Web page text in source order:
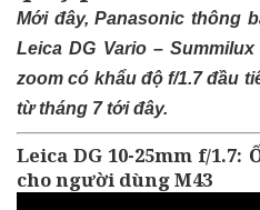
Mới đây, Panasonic thông
Leica DG Vario –
zoom có khẩu độ f/1.7 đầu
từ tháng 7 tới đây.
Leica DG 10-25mm f/1.7:
cho người dùng M43